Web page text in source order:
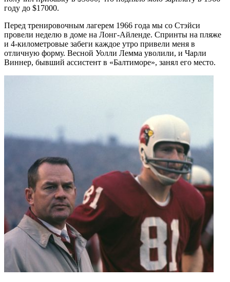
году до $17000.
Перед тренировочным лагерем 1966 года мы со Стэйси
провели неделю в доме на Лонг-Айленде. Спринты на пляже
и 4-километровые забеги каждое утро привели меня в
отличную форму. Весной Уолли Лемма уволили, и Чарли
Виннер, бывший ассистент в «Балтиморе», занял его место.